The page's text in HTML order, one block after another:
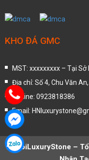
KHO ĐÁ GMC
MST: xxxxxxxxx – Tại Sở
Địa chỉ: Số 4, Chu Văn
Hotline: 0923818386
Email:
HaNoiLuxuryStone –